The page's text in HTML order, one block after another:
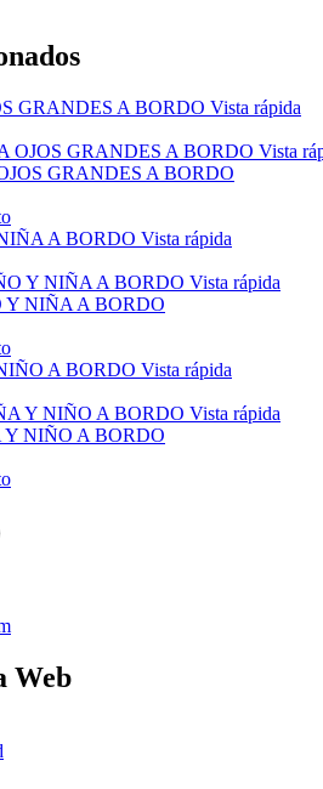
Vista rápida
Vista
GRANDES A BORDO
Vista rápida
Vista rápida
Y NIÑA A BORDO
Vista rápida
Vista rápida
NIÑO A BORDO
Web